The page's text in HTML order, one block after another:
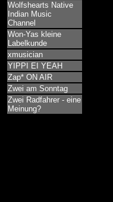
Wolfshearts Native
Indian Music
Channel
Won-Yas kleine
Labelkunde
xmusician
YIPPI EI YEAH
Zap* ON AIR
Zwei am Sonntag
Zwei Radfahrer - eine
Meinung?